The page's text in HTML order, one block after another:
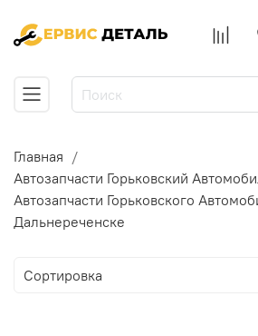
Главная
Автозапчасти Горьковский
Автозапчасти Горьковского
Дальнереченске